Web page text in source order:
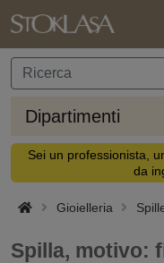
Dipartimenti
Sei un professionista,
da
Gioielleria
Spilla, motivo: